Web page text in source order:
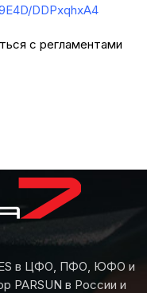
DDPxqhxA4
с регламентами
в ЦФО, ПФО, ЮФО и
PARSUN в России и